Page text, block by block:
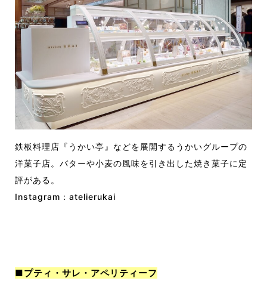
鉄板料理店『うかい亭』などを展開するうかいグループの
洋菓子店。バターや小麦の風味を引き出した焼き菓子に定
評がある。
Instagram： atelierukai
■プティ・サレ・アペリティーフ